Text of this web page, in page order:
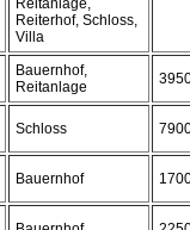
Reitanlage,
Reiterhof, Schloss,
Villa
Bauernhof,
Reitanlage
Schloss
Bauernhof